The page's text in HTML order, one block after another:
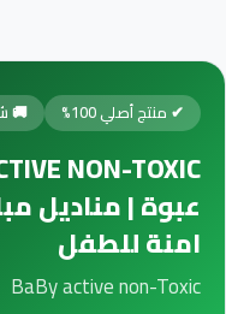
✔ منتج أصلي 100% 🚚
عبوة | مناديل
امنة للطفل
BaBy active non-Toxic